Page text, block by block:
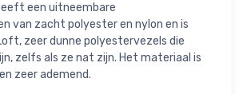
een uitneembare
van zacht polyester en nylon en is
zeer dunne polyestervezels die
zelfs als ze nat zijn. Het materiaal is
zeer ademend.